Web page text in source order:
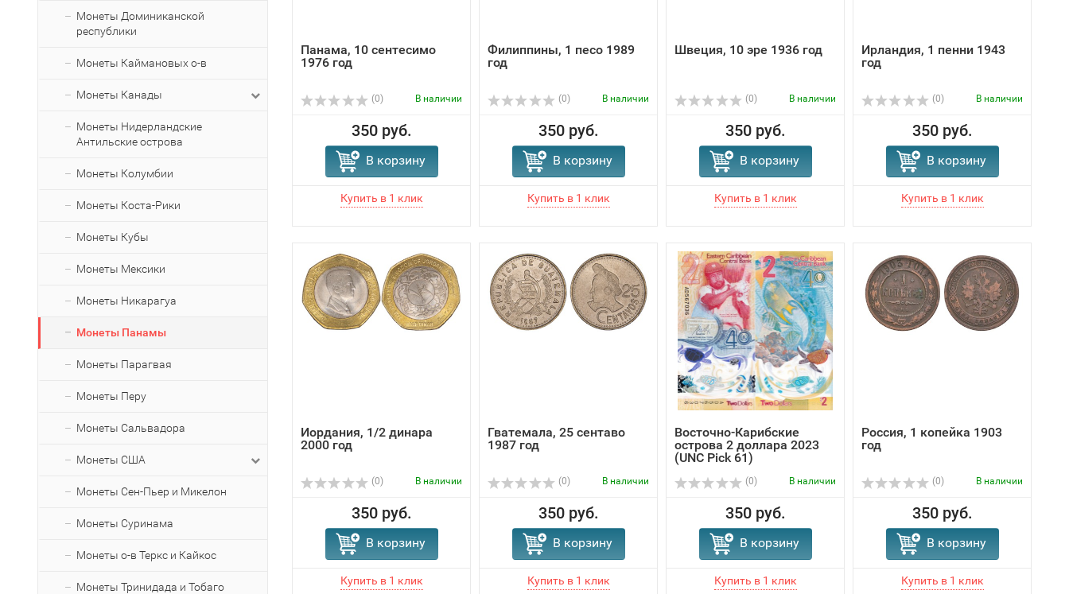
Монеты Доминиканской
республики
Монеты Каймановых о-в
Монеты Канады
Монеты Нидерландские
Антильские острова
Монеты Колумбии
Монеты Коста-Рики
Монеты Кубы
Монеты Мексики
Монеты Никарагуа
Монеты Панамы
Монеты Парагвая
Монеты Перу
Монеты Сальвадора
Монеты США
Монеты Сен-Пьер и Микелон
Монеты Суринама
Монеты о-в Теркс и Кайкос
Монеты Тринидада и Тобаго
Панама, 10 сентесимо
1976 год
(0) В наличии
350 руб.
В корзину
Филиппины, 1 песо 1989
год
(0) В наличии
350 руб.
В корзину
Швеция, 10 эре 1936 год
(0) В наличии
350 руб.
В корзину
Ирландия, 1 пенни 1943
год
(0) В наличии
350 руб.
В корзину
Иордания, 1/2 динара
2000 год
(0) В наличии
350 руб.
В корзину
Гватемала, 25 сентаво
1987 год
(0) В наличии
350 руб.
В корзину
Восточно-Карибские
острова 2 доллара 2023
(UNC Pick 61)
(0) В наличии
350 руб.
В корзину
Россия, 1 копейка 1903
год
(0) В наличии
350 руб.
В корзину